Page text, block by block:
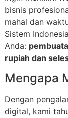
bisnis
mahal dan
Sistem
Anda:
rupiah dan
Mengapa
Dengan
digital, kami